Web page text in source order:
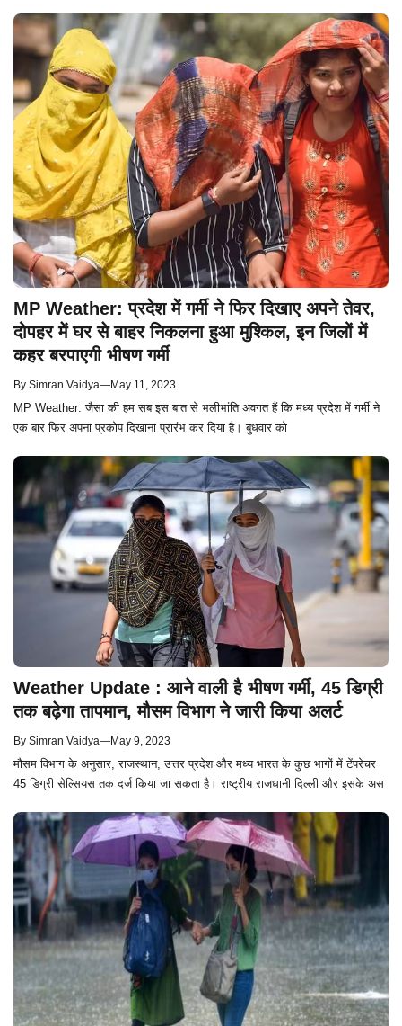
MP Weather: प्रदेश में गर्मी ने फिर दिखाए अपने तेवर,
दोपहर में घर से बाहर निकलना हुआ मुश्किल, इन जिलों में
कहर बरपाएगी भीषण गर्मी
By Simran Vaidya—May 11, 2023
MP Weather: जैसा की हम सब इस बात से भलीभांति अवगत हैं कि मध्य प्रदेश में गर्मी ने
एक बार फिर अपना प्रकोप दिखाना प्रारंभ कर दिया है। बुधवार को
Weather Update : आने वाली है भीषण गर्मी, 45 डिग्री
तक बढ़ेगा तापमान, मौसम विभाग ने जारी किया अलर्ट
By Simran Vaidya—May 9, 2023
मौसम विभाग के अनुसार, राजस्थान, उत्तर प्रदेश और मध्य भारत के कुछ भागों में टेंपरेचर
45 डिग्री सेल्सियस तक दर्ज किया जा सकता है। राष्ट्रीय राजधानी दिल्ली और इसके अस